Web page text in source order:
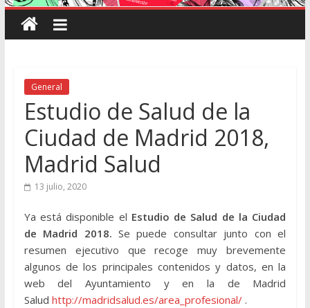
General
Estudio de Salud de la
Ciudad de Madrid 2018,
Madrid Salud
13 julio, 2020
Ya está disponible el Estudio de Salud de la Ciudad
de Madrid 2018.Se puede consultar junto con el
resumen ejecutivo que recoge muy brevemente
algunos de los principales contenidos y datos, en la
web del Ayuntamiento y en la de Madrid
Salud http://madridsalud.es/area_profesional/.